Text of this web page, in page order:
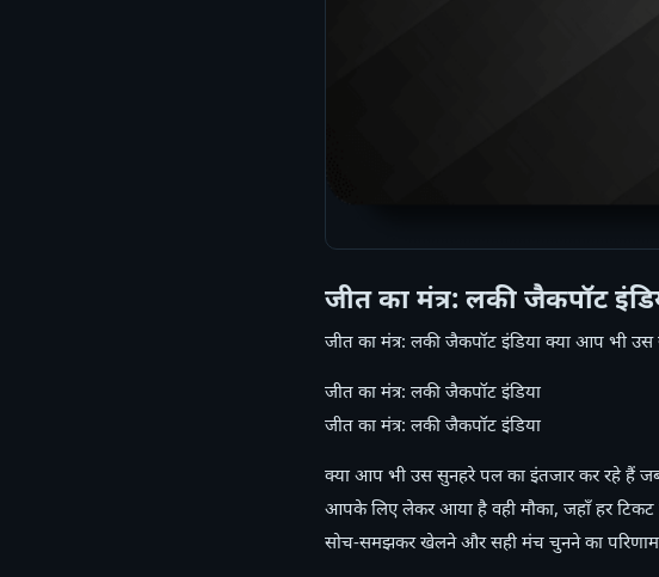
जीत का मंत्र: लकी जैकपॉट
जीत का मंत्र: लकी जैकपॉट इंडिया क्या आप भी
जीत का मंत्र: लकी जैकपॉट इंडिया
जीत का मंत्र: लकी जैकपॉट इंडिया
क्या आप भी उस सुनहरे पल का इंतजार कर रहे हैं
आपके लिए लेकर आया है वही मौका, जहाँ हर टिकट
सोच-समझकर खेलने और सही मंच चुनने का परिणाम